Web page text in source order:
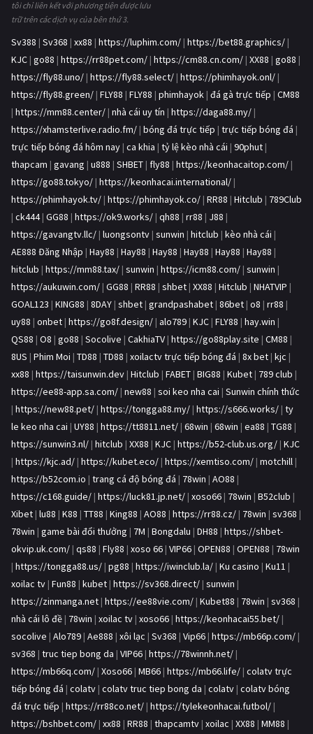
tôi chỉ liên kết với phương tiện được lưu
trữ trên các dịch vụ của bên thứ 3.
Sv388 | Sv368 | xx88 | https://luphim.com/ | https://bet88.graphics/ |
KJC | go88 | https://rr88pet.com/ | https://cm88.cn.com/ | XX88 | go88 |
https://fly88.uno/ | https://fly88.select/ | https://phimhayok.onl/ |
https://fly88.green/ | FLY88 | FLY88 | phimhayok | đá gà trực tiếp | CM88
| https://mm88.center/ | nhà cái uy tín | https://daga88.my/ |
https://xhamsterlive.radio.fm/ | bóng đá trực tiếp | trực tiếp bóng đá |
trực tiếp bóng đá hôm nay | ca khia | tỷ lệ kèo nhà cái | 90phut |
thapcam | gavang | u888 | SHBET | fly88 | https://keonhacaitop.com/ |
https://go88.tokyo/ | https://keonhacai.international/ |
https://phimhayok.tv/ | https://phimhayok.co/ | RR88 | Hitclub | 789Club
| ck444| GG88 | https://ok9.works/ | qh88 | rr88 | J88 |
https://gavangtv.llc/ | luongsontv | sunwin | hitclub | kèo nhà cái |
AE888 Đăng Nhập | Hay88 | Hay88 | Hay88 | Hay88 | Hay88 | Hay88 |
hitclub | https://mm88.tax/ | sunwin | https://icm88.com/ | sunwin |
https://aukuwin.com/ | GG88 | RR88 | shbet | XX88 | Hitclub | NHATVIP |
GOAL123 | KING88 | 8DAY | shbet | grandpashabet | 86bet | o8 | rr88 |
uy88 | onbet | https://go8f.design/ | alo789 | KJC | FLY88 | hay.win |
QS88 | O8 | go88 | Socolive | CakhiaTV | https://go88play.site | CM88 |
8US | Phim Moi | TD88 | TD88 | xoilactv trực tiếp bóng đá | 8x bet | kjc |
xx88 | https://taisunwin.dev | Hitclub | FABET | BIG88 | Kubet | 789 club |
https://ee88-app.sa.com/ | new88 | soi keo nha cai | Sunwin chính thức
| https://new88.pet/ | https://tongga88.my/ | https://s666.works/ | ty
le keo nha cai | UY88 | https://tt8811.net/ | 68win | 68win | ea88 | TG88 |
https://sunwin3.nl/ | hitclub | XX88 | KJC | https://b52-club.us.org/ | KJC
| https://kjc.ad/ | https://kubet.eco/ | https://xemtiso.com/ | motchill |
https://b52com.io | trang cá độ bóng đá | 78win | AO88 |
https://c168.guide/ | https://luck81.jp.net/ | xoso66 | 78win | B52club |
Xibet | lu88 | K88 | TT88 | King88 | AO88 | https://rr88.cz/ | 78win | sv368 |
78win | game bài đổi thưởng | 7M | Bongdalu | DH88 | https://shbet-
okvip.uk.com/ | qs88 | Fly88 | xoso 66 | VIP66 | OPEN88 | OPEN88 | 78win
| https://tongga88.us/ | pg88 | https://iwinclub.la/ | Ku casino | Ku11 |
xoilac tv | Fun88 | kubet | https://sv368.direct/ | sunwin |
https://zinmanga.net | https://ee88vie.com/ | Kubet88 | 78win | sv368 |
nhà cái lô đề | 78win | xoilac tv | xoso66 | https://keonhacai55.bet/ |
socolive | Alo789 | Ae888 | xôi lạc | Sv368 | Vip66 | https://mb66p.com/ |
sv368 | truc tiep bong da | VIP66 | https://78winnh.net/ |
https://mb66q.com/ | Xoso66 | MB66 | https://mb66.life/ | colatv trực
tiếp bóng đá | colatv | colatv truc tiep bong da | colatv | colatv bóng
đá trực tiếp | https://rr88co.net/ | https://tylekeonhacai.futbol/ |
https://bshbet.com/ | xx88 | RR88 | thapcamtv | xoilac | XX88 | MM88 |